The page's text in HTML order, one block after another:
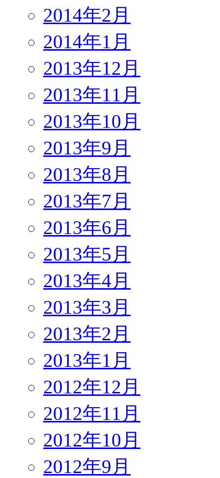
2014年2月
2014年1月
2013年12月
2013年11月
2013年10月
2013年9月
2013年8月
2013年7月
2013年6月
2013年5月
2013年4月
2013年3月
2013年2月
2013年1月
2012年12月
2012年11月
2012年10月
2012年9月